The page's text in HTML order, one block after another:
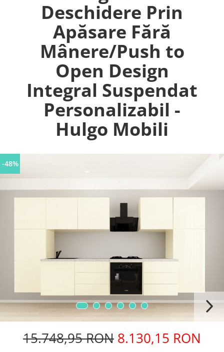
Deschidere Prin
Apăsare Fără
Mânere/Push to
Open Design
Integral Suspendat
Personalizabil -
Hulgo Mobili
-48%
15.748,95 RON 8.130,15 RON